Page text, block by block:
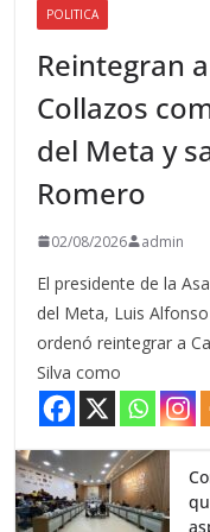
POLITICA
Reintegran
Collazos
del Meta y
Romero
02/08/2026 admin
El presidente de la
del Meta, Luis
ordenó reintegrar a
Silva como